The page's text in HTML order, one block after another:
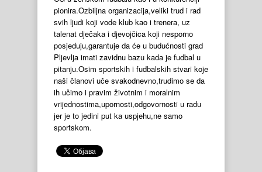
pionira.Ozbiljna organizacija,veliki trud i rad
svih ljudi koji vode klub kao i trenera, uz
talenat dječaka i djevojčica koji nesporno
posjeduju,garantuje da će u budućnosti grad
Pljevlja imati zavidnu bazu kada je fudbal u
pitanju.Osim sportskih i fudbalskih stvari koje
naši članovi uče svakodnevno,trudimo se da
ih učimo i pravim životnim i moralnim
vrijednostima,upornosti,odgovornosti u radu
jer je to jedini put ka uspjehu,ne samo
sportskom.